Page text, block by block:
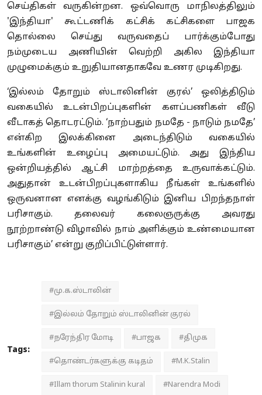
செய்திகள் வருகின்றன. ஒவ்வொரு மாநிலத்திலும்
'இந்தியா' கூட்டணிக் கட்சிக் கட்சிகளை பாஜக
தொல்லை செய்து வருவதைப் பார்க்கும்போது
நம்முடைய அணியின் வெற்றி அகில இந்தியா
முழுமைக்கும் உறுதியானதாகவே உணர முடிகிறது.
‘இல்லம் தோறும் ஸ்டாலினின் குரல்’ ஒலித்திடும்
வகையில் உடன்பிறப்புகளின் களப்பணிகள் வீடு
வீடாகத் தொடரட்டும். ‘நாற்பதும் நமதே - நாடும் நமதே’
என்கிற இலக்கினை அடைந்திடும் வகையில்
உங்களின் உழைப்பு அமையட்டும். அது இந்திய
ஒன்றியத்தில் ஆட்சி மாற்றத்தை உருவாக்கட்டும்.
அதுதான் உடன்பிறப்புகளாகிய நீங்கள் உங்களில்
ஒருவனான எனக்கு வழங்கிடும் இனிய பிறந்தநாள்
பரிசாகும். தலைவர் கலைஞருக்கு அவரது
நூற்றாண்டு விழாவில் நாம் அளிக்கும் உண்மையான
பரிசாகும்’ என்று குறிப்பிட்டுள்ளார்.
Tags:
#மு.க.ஸ்டாலின்
#இல்லம் தோறும் ஸ்டாலினின் குரல்
#நரேந்திர மோடி #பாஜக #திமுக
#தொண்டர்களுக்கு கடிதம் #M.K.Stalin
#Illam thorum Stalinin kural #Narendra Modi